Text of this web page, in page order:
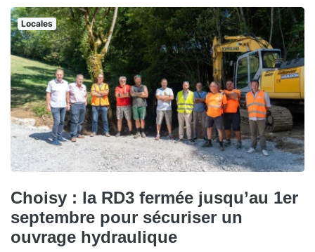
Locales
Choisy : la RD3 fermée jusqu’au 1er
septembre pour sécuriser un
ouvrage hydraulique